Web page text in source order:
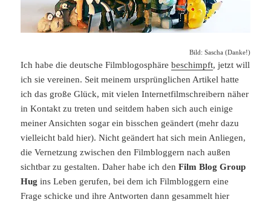
Bild: Sascha (Danke!)
Ich habe die deutsche Filmblogosphärebeschimpft, jetzt will
ich sie vereinen. Seit meinem ursprünglichen Artikel hatte
ich das große Glück, mit vielen Internetfilmschreibern näher
in Kontakt zu treten und seitdem haben sich auch einige
meiner Ansichten sogar ein bisschen geändert (mehr dazu
vielleicht bald hier). Nicht geändert hat sich mein Anliegen,
die Vernetzung zwischen den Filmbloggern nach außen
sichtbar zu gestalten. Daher habe ich denFilm Blog Group
Hug ins Leben gerufen, bei dem ich Filmbloggern eine
Frage schicke und ihre Antworten dann gesammelt hier